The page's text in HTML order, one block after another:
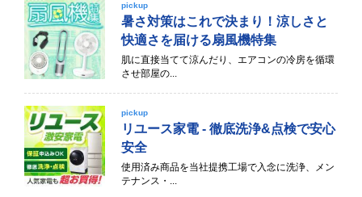
pickup
暑さ対策はこれで決まり！涼しさと
快適さを届ける扇風機特集
肌に直接当てて涼んだり、エアコンの冷房を循環
させ部屋の...
pickup
リユース家電 - 徹底洗浄&点検で安心
安全
使用済み商品を当社提携工場で入念に洗浄、メン
テナンス・...